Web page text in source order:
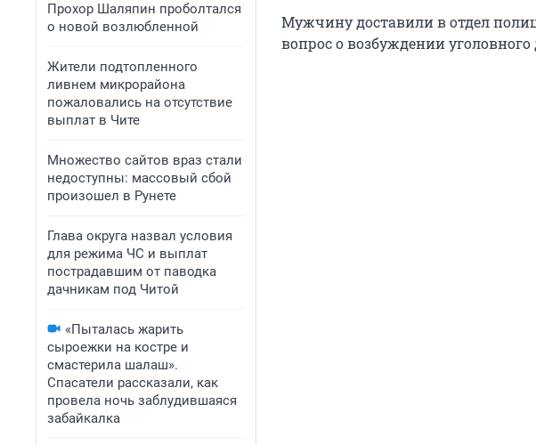
Прохор Шаляпин проболтался
о новой возлюбленной
Жители подтопленного
ливнем микрорайона
пожаловались на отсутствие
выплат в Чите
Множество сайтов враз стали
недоступны: массовый сбой
произошел в Рунете
Глава округа назвал условия
для режима ЧС и выплат
пострадавшим от паводка
дачникам под Читой
«Пыталась жарить
сыроежки на костре и
смастерила шалаш».
Спасатели рассказали, как
провела ночь заблудившаяся
забайкалка
Мужчину доставили в отдел
вопрос о возбуждении уголовного